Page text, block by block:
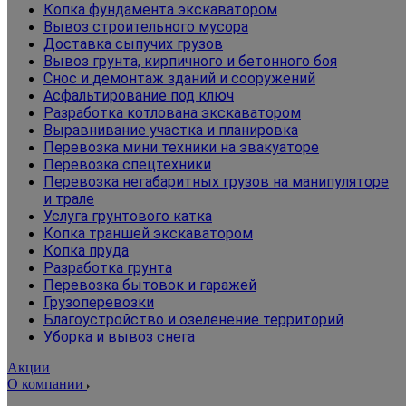
Копка фундамента экскаватором
Вывоз строительного мусора
Доставка сыпучих грузов
Вывоз грунта, кирпичного и бетонного боя
Снос и демонтаж зданий и сооружений
Асфальтирование под ключ
Разработка котлована экскаватором
Выравнивание участка и планировка
Перевозка мини техники на эвакуаторе
Перевозка спецтехники
Перевозка негабаритных грузов на манипуляторе
и трале
Услуга грунтового катка
Копка траншей экскаватором
Копка пруда
Разработка грунта
Перевозка бытовок и гаражей
Грузоперевозки
Благоустройство и озеленение территорий
Уборка и вывоз снега
Акции
О компании